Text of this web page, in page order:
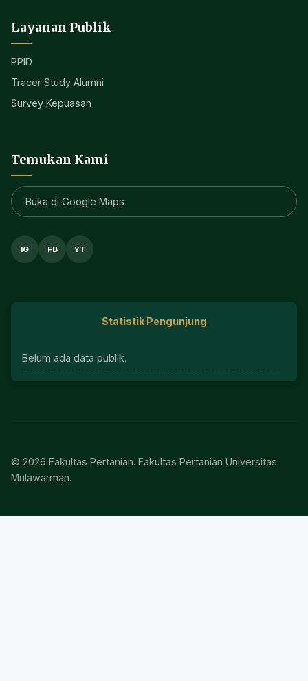
Layanan Publik
PPID
Tracer Study Alumni
Survey Kepuasan
Temukan Kami
Buka di Google Maps
IG FB YT
Statistik Pengunjung
Belum ada data publik.
© 2026 Fakultas Pertanian. Fakultas Pertanian Universitas
Mulawarman.